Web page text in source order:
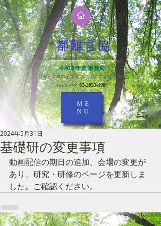
都難言協
ME
NU
令和８年度 事務局
台東区立黒門小学校 きこえとことばの教室​
TEL＆FAX03-3833-4984
基礎研の変更事項
2024年5月31日
動画配信の期日の追加、会場の変更が
あり、研究・研修のページを更新しま
した。ご確認ください。